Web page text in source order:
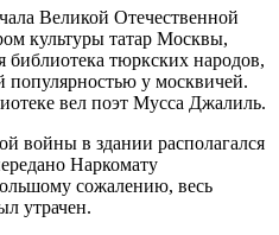
Великой Отечественной
культуры татар Москвы,
библиотека тюркских народов,
популярностью у москвичей.
вел поэт Мусса Джалиль.
войны в здании располагался
Наркомату
сожалению, весь
утрачен.